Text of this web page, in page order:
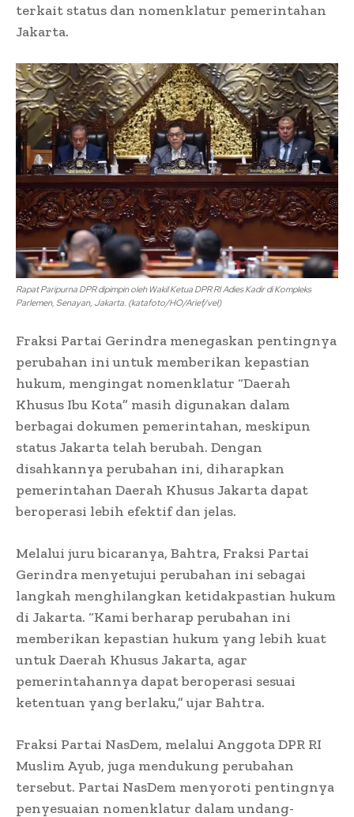
terkait status dan nomenklatur pemerintahan
Jakarta.
Rapat Paripurna DPR dipimpin oleh Wakil Ketua DPR RI Adies Kadir di Kompleks
Parlemen, Senayan, Jakarta. (katafoto/HO/Arief/vel)
Fraksi Partai Gerindra menegaskan pentingnya
perubahan ini untuk memberikan kepastian
hukum, mengingat nomenklatur “Daerah
Khusus Ibu Kota” masih digunakan dalam
berbagai dokumen pemerintahan, meskipun
status Jakarta telah berubah. Dengan
disahkannya perubahan ini, diharapkan
pemerintahan Daerah Khusus Jakarta dapat
beroperasi lebih efektif dan jelas.
Melalui juru bicaranya, Bahtra, Fraksi Partai
Gerindra menyetujui perubahan ini sebagai
langkah menghilangkan ketidakpastian hukum
di Jakarta. “Kami berharap perubahan ini
memberikan kepastian hukum yang lebih kuat
untuk Daerah Khusus Jakarta, agar
pemerintahannya dapat beroperasi sesuai
ketentuan yang berlaku,” ujar Bahtra.
Fraksi Partai NasDem, melalui Anggota DPR RI
Muslim Ayub, juga mendukung perubahan
tersebut. Partai NasDem menyoroti pentingnya
penyesuaian nomenklatur dalam undang-